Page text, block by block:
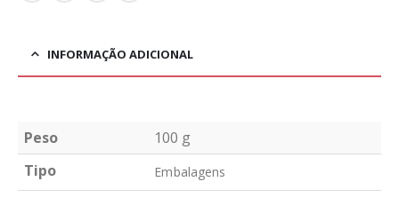
INFORMAÇÃO ADICIONAL
Peso
100 g
Tipo
Embalagens